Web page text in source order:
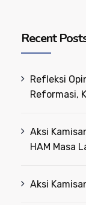
Recent
Refleksi
Reformasi,
Aksi
HAM Masa
Aksi